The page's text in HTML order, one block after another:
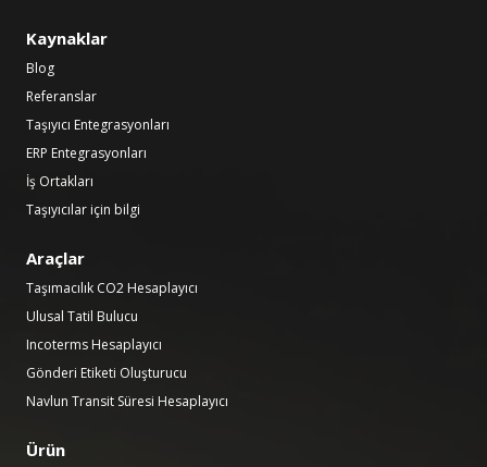
Kaynaklar
Blog
Referanslar
Taşıyıcı Entegrasyonları
ERP Entegrasyonları
İş Ortakları
Taşıyıcılar için bilgi
Araçlar
Taşımacılık CO2 Hesaplayıcı
Ulusal Tatil Bulucu
Incoterms Hesaplayıcı
Gönderi Etiketi Oluşturucu
Navlun Transit Süresi Hesaplayıcı
Ürün